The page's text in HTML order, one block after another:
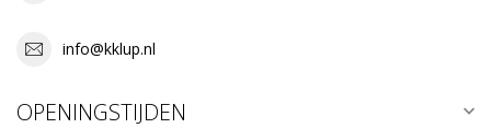
info@kklup.nl
OPENINGSTIJDEN